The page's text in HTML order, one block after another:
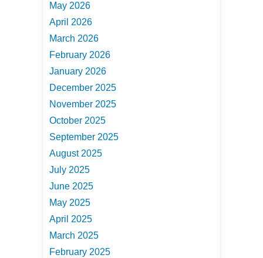
May 2026
April 2026
March 2026
February 2026
January 2026
December 2025
November 2025
October 2025
September 2025
August 2025
July 2025
June 2025
May 2025
April 2025
March 2025
February 2025